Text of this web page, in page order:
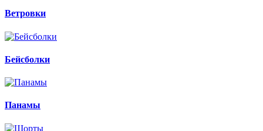
Ветровки
Бейсболки
Панамы